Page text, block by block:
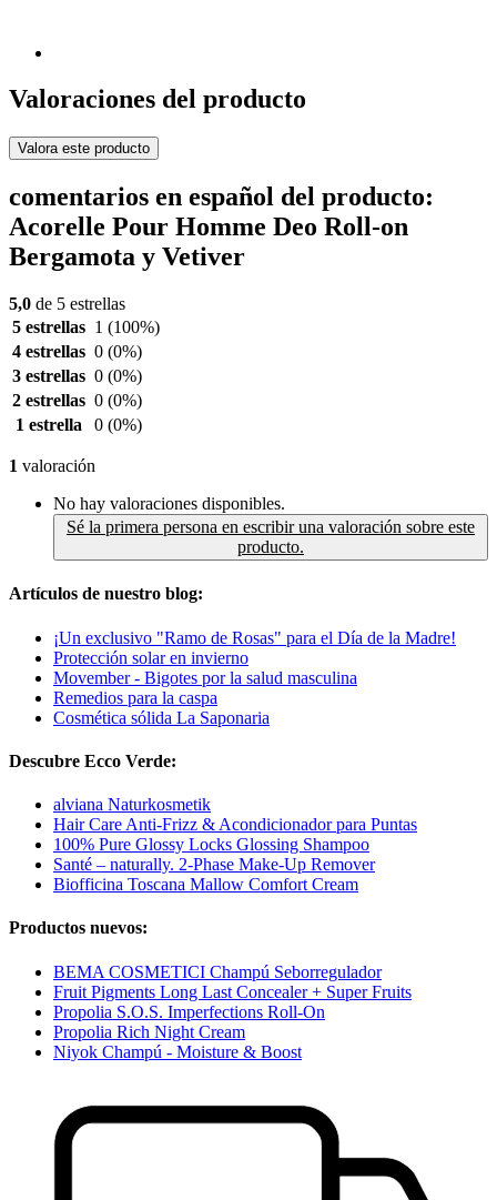
Valoraciones del producto
Valora este producto
comentarios en español del producto:
Acorelle Pour Homme Deo Roll-on
Bergamota y Vetiver
5,0 de 5 estrellas
5 estrellas 1 (100%)
4 estrellas 0 (0%)
3 estrellas 0 (0%)
2 estrellas 0 (0%)
1 estrella
0 (0%)
1 valoración
No hay valoraciones disponibles.
Sé la primera persona en escribir una valoración sobre este
producto.
Artículos de nuestro blog:
¡Un exclusivo "Ramo de Rosas" para el Día de la Madre!
Protección solar en invierno
Movember - Bigotes por la salud masculina
Remedios para la caspa
Cosmética sólida La Saponaria
Descubre Ecco Verde:
alviana Naturkosmetik
Hair Care Anti-Frizz & Acondicionador para Puntas
100% Pure Glossy Locks Glossing Shampoo
Santé – naturally. 2-Phase Make-Up Remover
Biofficina Toscana Mallow Comfort Cream
Productos nuevos:
BEMA COSMETICI Champú Seborregulador
Fruit Pigments Long Last Concealer + Super Fruits
Propolia S.O.S. Imperfections Roll-On
Propolia Rich Night Cream
Niyok Champú - Moisture & Boost